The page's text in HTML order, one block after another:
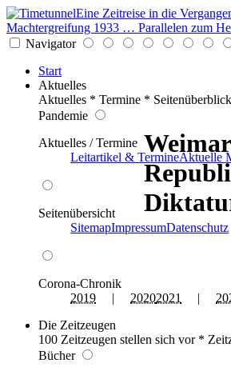
Eine Zeitreise in die
Machtergreifung 1933 … Parallelen zum
Navigator
Start
Aktuelles
Aktuelles * Termine *
Pandemie
Aktuelles / Termine
Leitartikel & TermineAktuelle
Seitenübersicht
SitemapImpressumDatenschutz
Corona-Chronik
2019 | 20202021 |
Die Zeitzeugen
100 Zeitzeugen stellen sich vor *
Bücher